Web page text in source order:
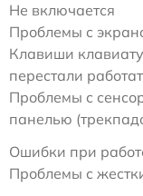
Не включается
Проблемы с
Клавиши
перестали
Проблемы с
панелью
Ошибки при
Проблемы с